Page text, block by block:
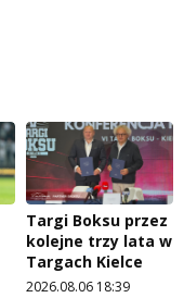
Targi Boksu przez
kolejne trzy lata w
Targach Kielce
2026.08.06 18:39